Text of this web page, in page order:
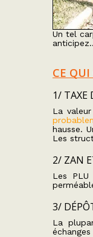
Un tel
CE
1/ TAXE
La
hausse.
Les
2/ ZAN
Les
3/
La